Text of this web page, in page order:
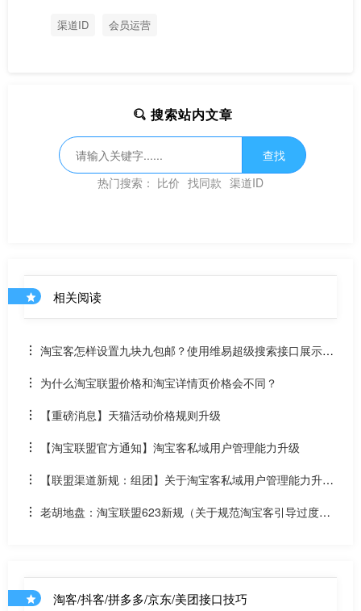
渠道ID 会员运营
搜索站内文章
查找
热门搜索： 比价 找同款 渠道ID
相关阅读
淘宝客怎样设置九块九包邮？使用维易超级搜索接口展示价
格9.9元以下的产品
为什么淘宝联盟价格和淘宝详情页价格会不同？
【重磅消息】天猫活动价格规则升级
【淘宝联盟官方通知】淘宝客私域用户管理能力升级
【联盟渠道新规：组团】关于淘宝客私域用户管理能力升级
的通知！
老胡地盘：淘宝联盟623新规（关于规范淘宝客引导过度比
淘客/抖客/拼多多/京东/美团接口技巧